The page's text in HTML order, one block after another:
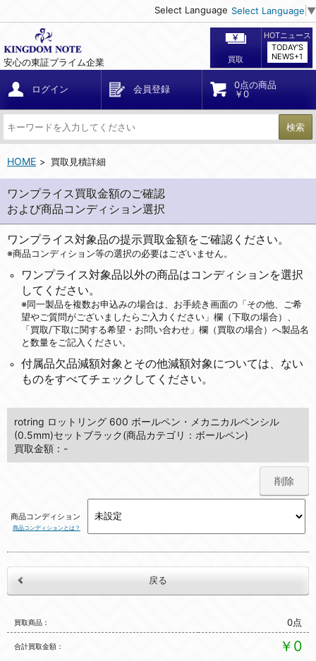
Select Language Select Language ▼
安心の東証プライム企業 買取
HOTニュース
TODAY'S
NEWS+1
ログイン 会員登録
0点の商品
￥0
検索
HOME 買取見積詳細
ワンプライス買取金額のご確認
および商品コンディション選択
ワンプライス対象品の提示買取金額をご確認ください。
※商品コンディション等の選択の必要はございません。
ワンプライス対象品以外の商品はコンディションを選択
してください。
※同一製品を複数お申込みの場合は、お手続き画面の「その他、ご希
望やご質問がございましたらご入力ください」欄（下取の場合）、
「買取/下取に関する希望・お問い合わせ」欄（買取の場合）へ製品名
と数量をご記入ください。
付属品欠品減額対象とその他減額対象については、ない
ものをすべてチェックしてください。
rotring ロットリング 600 ボールペン・メカニカルペンシル
(0.5mm)セットブラック(商品カテゴリ：ボールペン)
買取金額：-
削除
商品コンディション
商品コンディションとは？
買取商品 0点
合計買取金額 ￥0